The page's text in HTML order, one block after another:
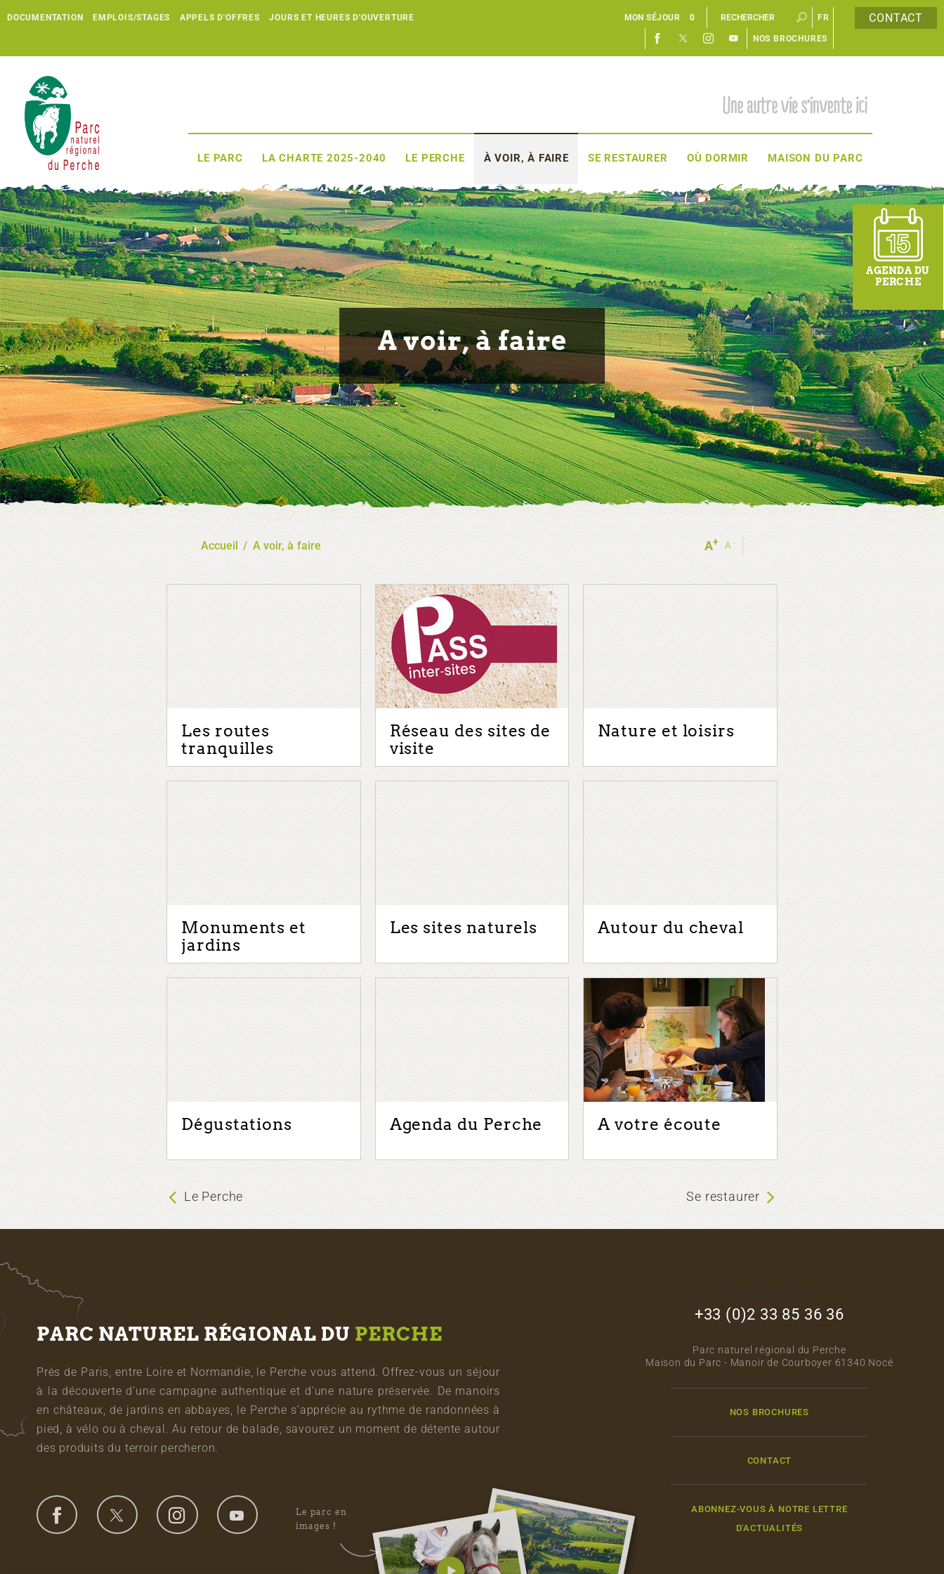
CONTACT
DOCUMENTATION EMPLOIS/STAGES APPELS D'OFFRES JOURS ET HEURES D'OUVERTURE
EN
FR
MON SÉJOUR 0
NOS BROCHURES
LE PARC LA CHARTE 2025-2040 LE PERCHE À VOIR, À FAIRE SE RESTAURER OÙ DORMIR MAISON DU PARC
A voir, à faire
-
A
+
A
Accueil / A voir, à faire
AGENDA DU
PERCHE
Les routes
tranquilles
Réseau des sites de
visite
Nature et loisirs
Monuments et
jardins
Les sites naturels Autour du cheval
Dégustations Agenda du Perche A votre écoute
Le Perche Se restaurer
PARC NATUREL RÉGIONAL DU PERCHE
Près de Paris, entre Loire et Normandie, le Perche vous attend. Offrez-vous un séjour
à la découverte d’une campagne authentique et d’une nature préservée. De manoirs
en châteaux, de jardins en abbayes, le Perche s’apprécie au rythme de randonnées à
pied, à vélo ou à cheval. Au retour de balade, savourez un moment de détente autour
des produits du terroir percheron.
Le parc en
images !
+33 (0)2 33 85 36 36
Parc naturel régional du Perche
Maison du Parc - Manoir de Courboyer 61340 Nocé
NOS BROCHURES
CONTACT
ABONNEZ-VOUS À NOTRE LETTRE
D'ACTUALITÉS